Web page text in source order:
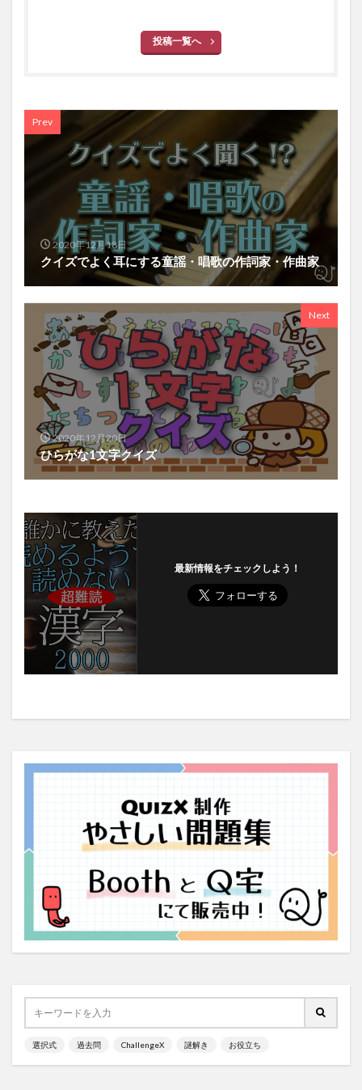
投稿一覧へ
Prev
2020年12月18日
クイズでよく耳にする童謡・唱歌の作詞家・作曲家
Next
2020年12月20日
ひらがな1文字クイズ
最新情報をチェックしよう！
選択式 過去問 ChallengeX 謎解き お役立ち